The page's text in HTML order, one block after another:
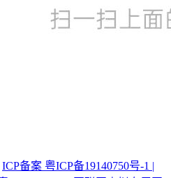
ICP备案 粤ICP备19140750号-1 |